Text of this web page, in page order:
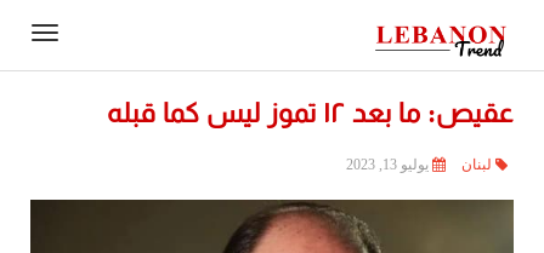
عقيص: ما بعد ١٢ تموز ليس كما قبله
لبنان يوليو 13, 2023
Contact
Us